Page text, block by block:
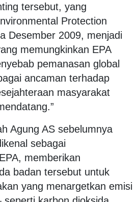
tersebut, yang
Protection
Desember 2009, menjadi
memungkinkan EPA
pemanasan global
ancaman terhadap
masyarakat
Agung AS sebelumnya
sebagai
memberikan
badan tersebut untuk
yang menargetkan emisi